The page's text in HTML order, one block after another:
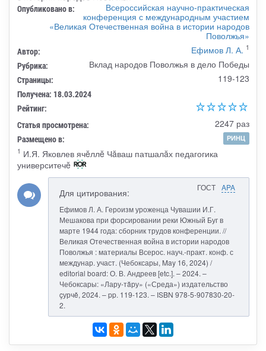
Опубликовано в:
Всероссийская научно-практическая
конференция с международным участием
«Великая Отечественная война в истории народов
Поволжья»
Автор: Ефимов Л. А. 1
Рубрика: Вклад народов Поволжья в дело Победы
Страницы: 119-123
Получена: 18.03.2024
Рейтинг:
Статья просмотрена:
2247 раз
Размещено в:
РИНЦ
1 И.Я. Яковлев ячĕллĕ Чăваш патшалăх педагогика
университечĕ
ГОСТ APA
Для цитирования:
Ефимов Л. А. Героизм уроженца Чувашии И.Г.
Мешакова при форсировании реки Южный Буг в
марте 1944 года: сборник трудов конференции. //
Великая Отечественная война в истории народов
Поволжья : материалы Всерос. науч.-практ. конф. с
междунар. участ. (Чебоксары, May 16, 2024) /
editorial board: О. В. Андреев [etc.]. – 2024. –
Чебоксары: «Лару-тăру» («Среда») издательство
çурчě, 2024. – pp. 119-123. – ISBN 978-5-907830-20-
2.